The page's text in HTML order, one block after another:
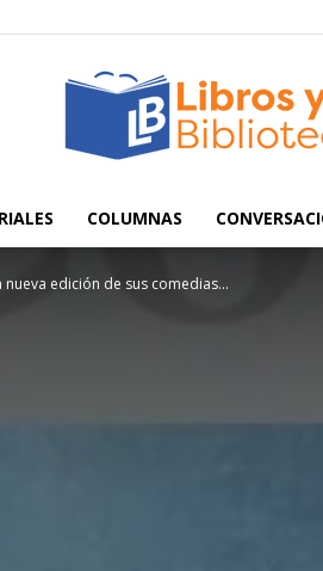
Libros
COLUMNAS
nueva edición de sus comedias...